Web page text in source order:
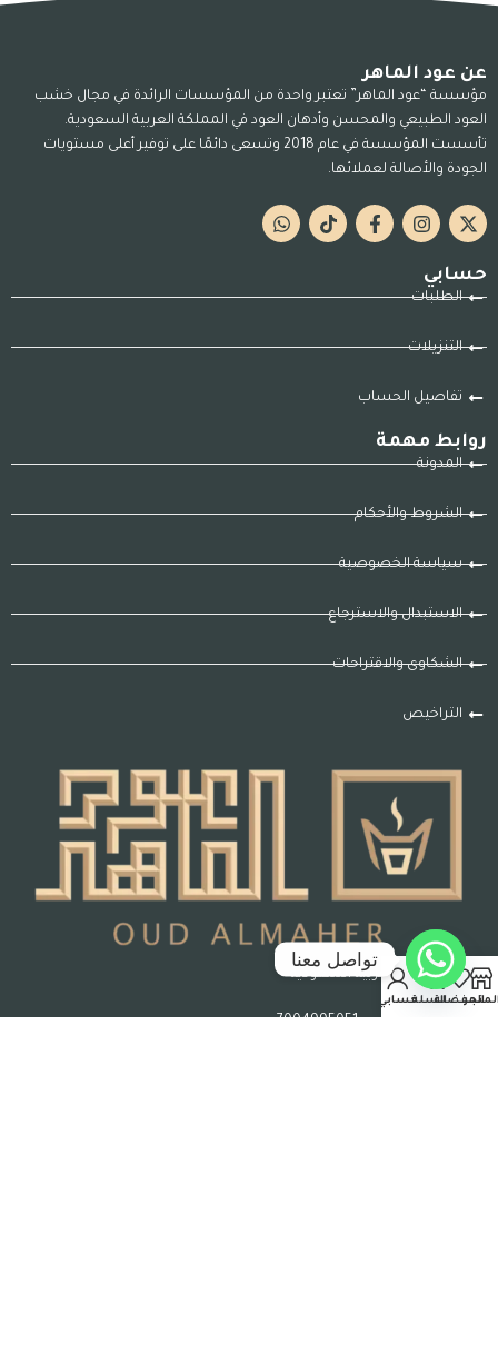
عن عود الماهر
مؤسسة “عود الماهر” تعتبر واحدة من المؤسسات الرائدة في مجال خشب
العود الطبيعي والمحسن وأدهان العود في المملكة العربية السعودية.
تأسست المؤسسة في عام 2018 وتسعى دائمًا على توفير أعلى مستويات
الجودة والأصالة لعملائها.
حسابي
الطلبات
التنزيلات
تفاصيل الحساب
روابط مهمة
المدونة
الشروط والأحكام
سياسة الخصوصية
الاستبدال والاسترجاع
الشكاوى والاقتراحات
التراخيص
جدة – المملكة العربية السعودية
رقم السجل التجاري : 7004995051
المفضلةالسلةحسابي
تواصل معنا